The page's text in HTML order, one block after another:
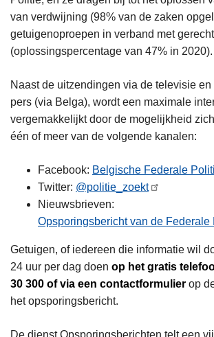
van verdwijning (98% van de zaken
getuigenoproepen in verband met
(oplossingspercentage van 47% in 2020).
Naast de uitzendingen via de televisie
pers (via Belga), wordt een maximale
vergemakkelijkt door de mogelijkheid
één of meer van de volgende kanalen:
Facebook: Belgische Federale
Twitter: @politie_zoekt
Nieuwsbrieven:
Opsporingsbericht van de Federale
Getuigen, of iedereen die informatie wil
24 uur per dag doen op het gratis
30 300 of via een contactformulier op
het opsporingsbericht.
De dienst Opsporingsberichten telt een